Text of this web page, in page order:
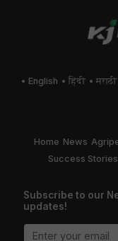
English हिंदी मराठी
Home News
Success Stories
Subscribe to our
updates!